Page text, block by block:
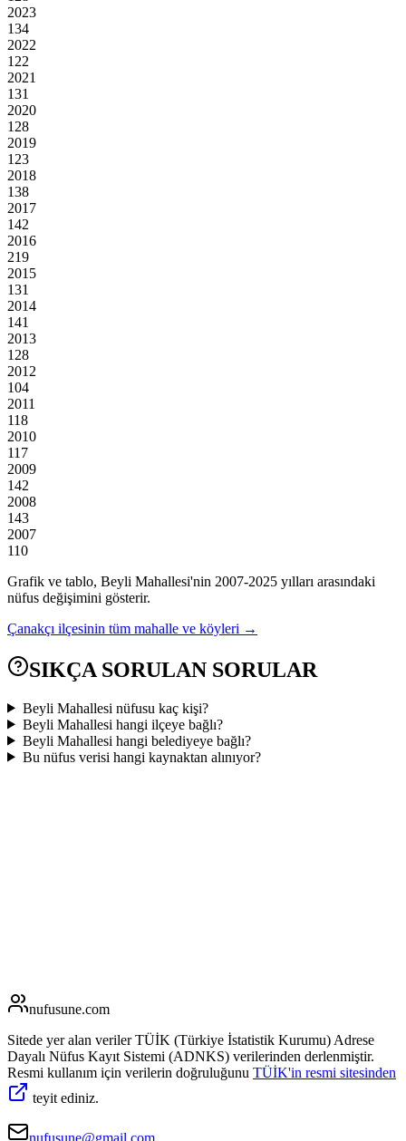
2023
134
2022
122
2021
131
2020
128
2019
123
2018
138
2017
142
2016
219
2015
131
2014
141
2013
128
2012
104
2011
118
2010
117
2009
142
2008
143
2007
110
Grafik ve tablo, Beyli Mahallesi'nin 2007-2025 yılları arasındaki
nüfus değişimini gösterir.
Çanakçı ilçesinin tüm mahalle ve köyleri →
SIKÇA SORULAN SORULAR
Beyli Mahallesi nüfusu kaç kişi?
Beyli Mahallesi hangi ilçeye bağlı?
Beyli Mahallesi hangi belediyeye bağlı?
Bu nüfus verisi hangi kaynaktan alınıyor?
nufusune.com
Sitede yer alan veriler TÜİK (Türkiye İstatistik Kurumu) Adrese
Dayalı Nüfus Kayıt Sistemi (ADNKS) verilerinden derlenmiştir.
Resmi kullanım için verilerin doğruluğunu TÜİK'in resmi sitesinden
teyit ediniz.
nufusune@gmail.com